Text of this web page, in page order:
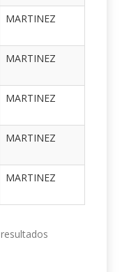
MARTINEZ
MARTINEZ
MARTINEZ
MARTINEZ
MARTINEZ
resultados